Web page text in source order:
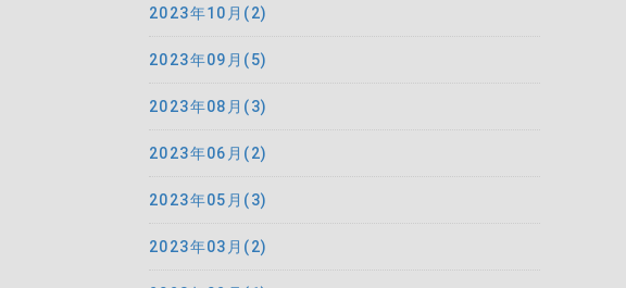
2023年10月(2)
2023年09月(5)
2023年08月(3)
2023年06月(2)
2023年05月(3)
2023年03月(2)